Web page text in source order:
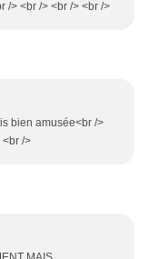
/> <br /> <br /> <br />
bien amusée<br />
<br />